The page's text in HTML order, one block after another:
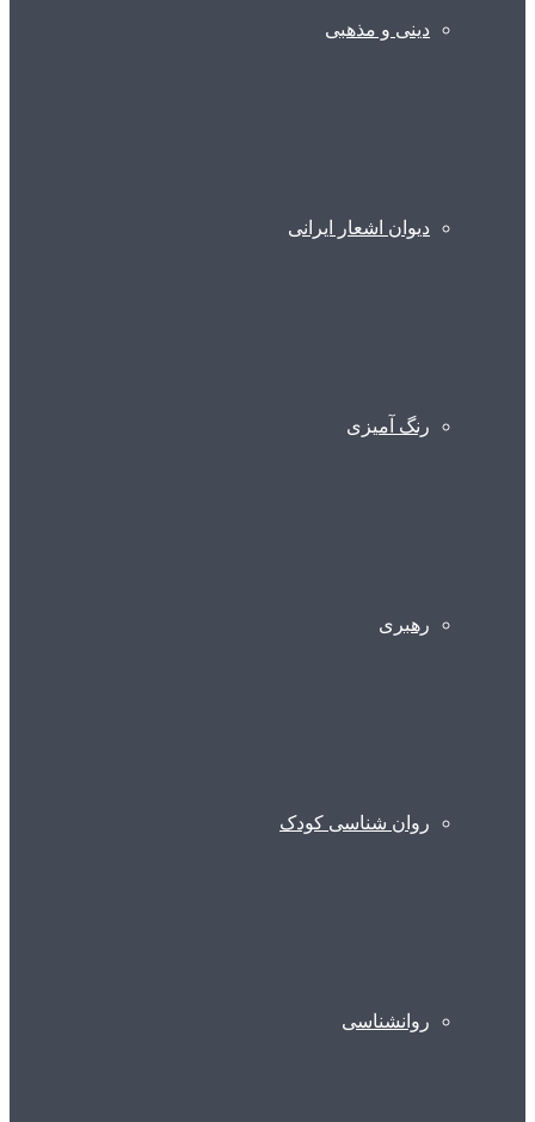
دینی و مذهبی
دیوان اشعار ایرانی
رنگ آمیزی
رهبری
روان شناسی کودک
روانشناسی